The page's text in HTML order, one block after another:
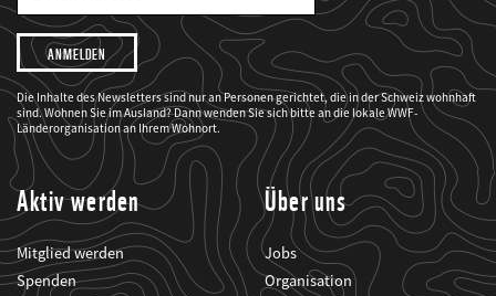
Adresse
Ich
möchte,
dass
der
WWF
mich
über
seine
Projekte
informiert.
Die Inhalte des Newsletters sind nur an Personen gerichtet, die in der Schweiz wohnhaft
sind. Wohnen Sie im Ausland? Dann wenden Sie sich bitte an die lokale WWF-
Länderorganisation an Ihrem Wohnort.
Aktiv werden
Mitglied werden
Spenden
Über uns
Jobs
Organisation